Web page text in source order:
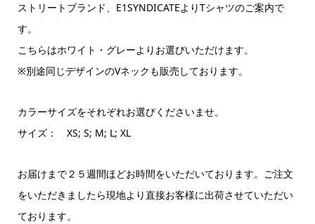
ストリートブランド、E1SYNDICATEよりTシャツのご案内で
す。
こちらはホワイト・グレーよりお選びいただけます。
※別途同じデザインのVネックも販売しております。
カラーサイズをそれぞれお選びくださいませ。
サイズ： XS; S; M; L; XL
お届けまで２５週間ほどお時間をいただいております。ご注文
をいただきましたら現地より直接お客様に出荷させていただい
ております。